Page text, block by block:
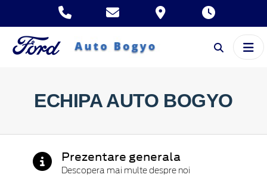
ECHIPA AUTO BOGYO
Prezentare generala
Descopera mai multe despre noi